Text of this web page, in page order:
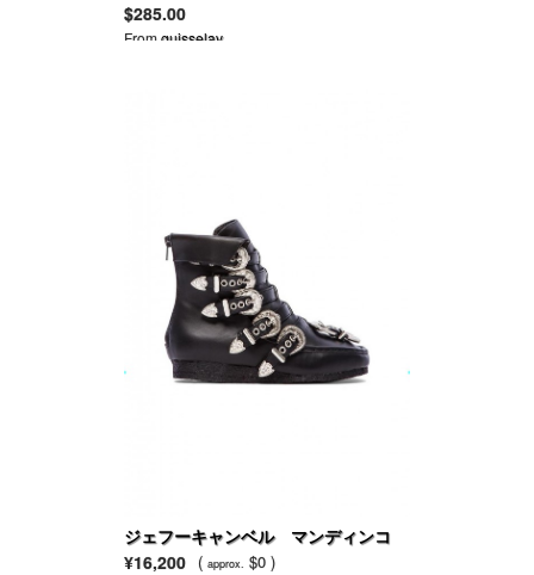
$285.00
Fromguisselav
ジェフーキャンベル マンディンコ
装飾スニーカー
¥16,200 ( approx. $0 )